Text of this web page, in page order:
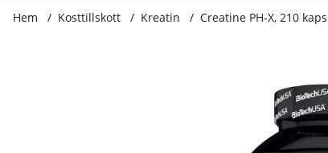
Hem Kosttillskott Kreatin Creatine PH-X, 210